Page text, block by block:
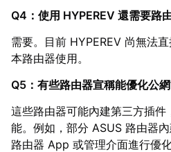
Q4：使用 HYPEREV 還需要路
需要。目前 HYPEREV 尚無法
本路由器使用。
Q5：有些路由器宣稱能優化公
這些路由器可能內建第三方插件
能。例如，部分 ASUS 路由器
路由器 App 或管理介面進行優化